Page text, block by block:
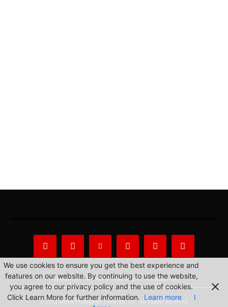
About Us Privacy Statement Contact us
© 2022 Radio Philippines Network, Inc. All Rights Reserved.
We use cookies to ensure you get the best experience and
features on our website. By continuing to use the website,
you agree to our privacy policy and the use of cookies.
Click Learn More for further information. Learn more
I